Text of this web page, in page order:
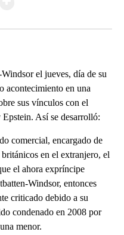
el jueves, día de su
acontecimiento en una
sus vínculos con el
Así se desarrolló:
comercial, encargado de
en el extranjero, el
el ahora expríncipe
Windsor, entonces
criticado debido a su
condenado en 2008 por
menor.